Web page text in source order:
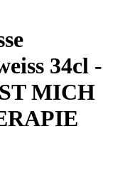
34cl -
MICH